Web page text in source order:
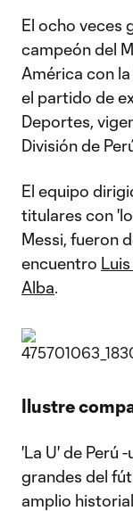
El ocho veces
campeón del
América con
el partido de
Deportes,
División de
El equipo
titulares con
Messi, fueron
encuentro
Alba.
Ilustre
'La U' de Perú
grandes del
amplio